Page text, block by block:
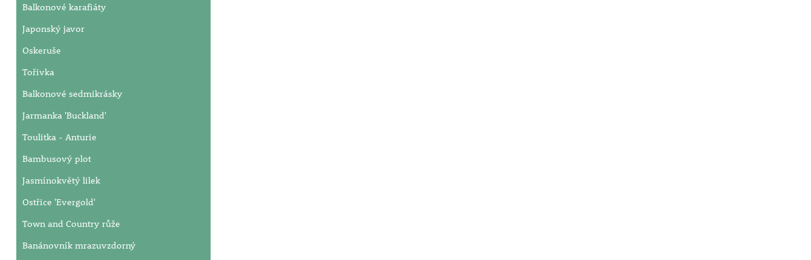
Balkonové karafiáty
Japonský javor
Oskeruše
Tořivka
Balkonové sedmikrásky
Jarmanka 'Buckland'
Toulitka - Anturie
Bambusový plot
Jasmínokvětý lilek
Ostřice 'Evergold'
Town and Country růže
Banánovník mrazuvzdorný